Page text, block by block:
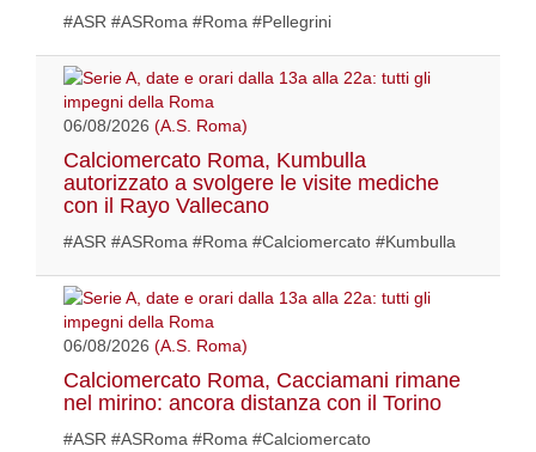
#ASR #ASRoma #Roma #Pellegrini
06/08/2026 (A.S. Roma)
Calciomercato Roma, Kumbulla
autorizzato a svolgere le visite mediche
con il Rayo Vallecano
#ASR #ASRoma #Roma #Calciomercato #Kumbulla
06/08/2026 (A.S. Roma)
Calciomercato Roma, Cacciamani rimane
nel mirino: ancora distanza con il Torino
#ASR #ASRoma #Roma #Calciomercato